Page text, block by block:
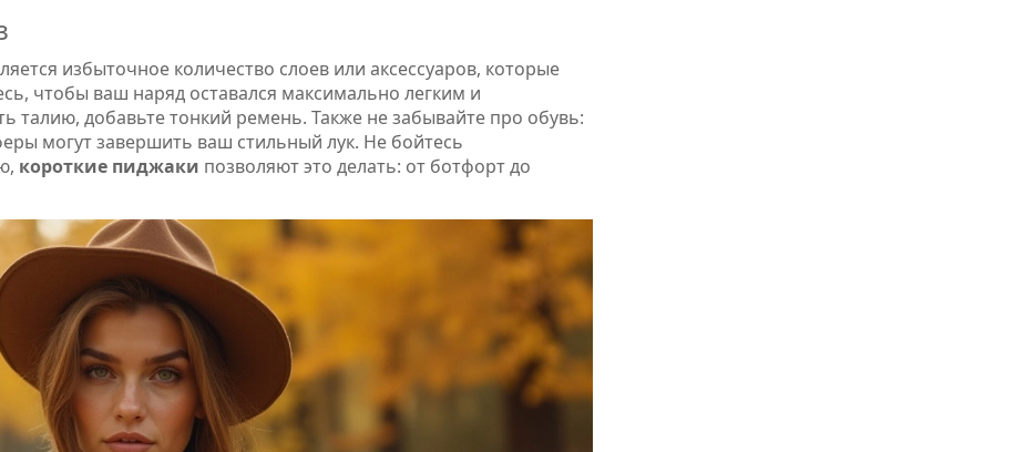
избыточное количество слоев или аксессуаров, которые
чтобы ваш наряд оставался максимально легким и
талию, добавьте тонкий ремень. Также не забывайте про обувь:
могут завершить ваш стильный лук. Не бойтесь
короткие пиджаки позволяют это делать: от ботфорт до